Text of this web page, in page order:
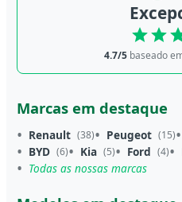
4.7/5baseado
Marcas em destaque
Renault (38) Peugeot (15)
BYD (6) Kia (5) Ford (4)
Todas as nossas marcas